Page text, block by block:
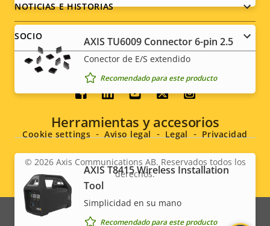
AXIS TU6009 Connector 6-pin 2.5
Conector de E/S extendido
Recomendado para este producto
Herramientas y accesorios
AXIS T8415 Wireless Installation
Tool
Simplicidad en su mano
Recomendado para este producto
NOTICIAS E HISTORIAS
SOCIO
Social
menu
Legal
menu
© 2026Axis Communications AB. Reservados todos los
derechos.
Cookie settings Aviso legal Legal Privacidad